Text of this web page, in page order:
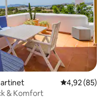
4,92 (85)
& Komfort